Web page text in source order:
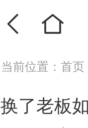
当前位置： 首页
换了老板